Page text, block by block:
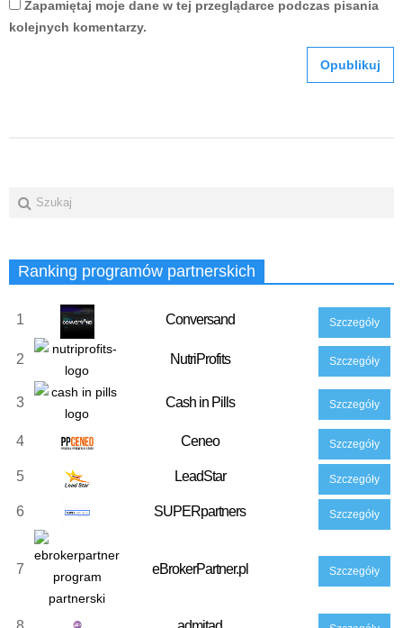
Zapamiętaj moje dane w tej przeglądarce podczas pisania
kolejnych komentarzy.
Ranking programów partnerskich
1 Conversand Szczegóły
2 NutriProfits Szczegóły
3 Cash in Pills Szczegóły
4 Ceneo Szczegóły
5 LeadStar Szczegóły
6 SUPERpartners Szczegóły
7 eBrokerPartner.pl Szczegóły